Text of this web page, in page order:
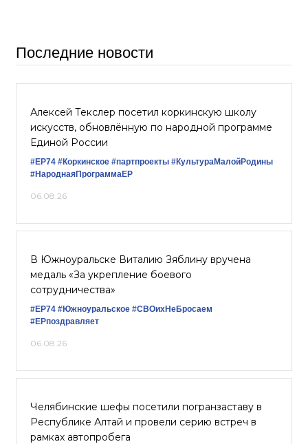
Последние новости
Алексей Текслер посетил коркинскую школу
искусств, обновлённую по народной программе
Единой России
#ЕР74 #Коркинское #партпроекты #КультураМалойРодины
#НароднаяПрограммаЕР
06.08.26
В Южноуральске Виталию Зяблину вручена
медаль «За укрепление боевого
сотрудничества»
#ЕР74 #Южноуральское #СВОихНеБросаем
#ЕРпоздравляет
06.08.26
Челябинские шефы посетили погранзаставу в
Республике Алтай и провели серию встреч в
рамках автопробега